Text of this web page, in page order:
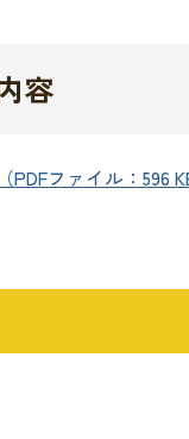
容
ファイル：596